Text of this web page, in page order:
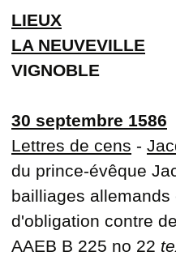
LIEUX
LA NEUVEVILLE
VIGNOBLE
30 septembre 1586
Lettres de cens -
du prince-évêque
bailliages
d'obligation contre
AAEB B 225 no 22